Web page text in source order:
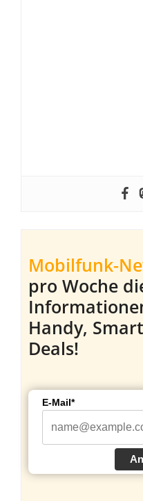
Mobilfunk-
pro Woche
Handy,
Deals!
E-Mail*